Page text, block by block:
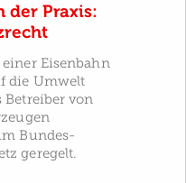
der Praxis:
Eisenbahn
die Umwelt
Betreiber von
Bundes-
geregelt.